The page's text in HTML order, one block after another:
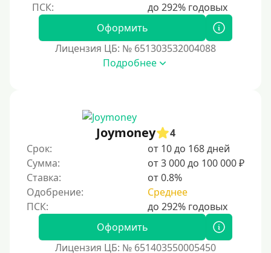
Оформить
Лицензия ЦБ: № 651303532004088
Подробнее
Joymoney
4
Срок:
от 10 до 168 дней
Сумма:
от 3 000 до 100 000 ₽
Ставка:
от 0.8%
Одобрение:
Среднее
Оформить
Лицензия ЦБ: № 651403550005450